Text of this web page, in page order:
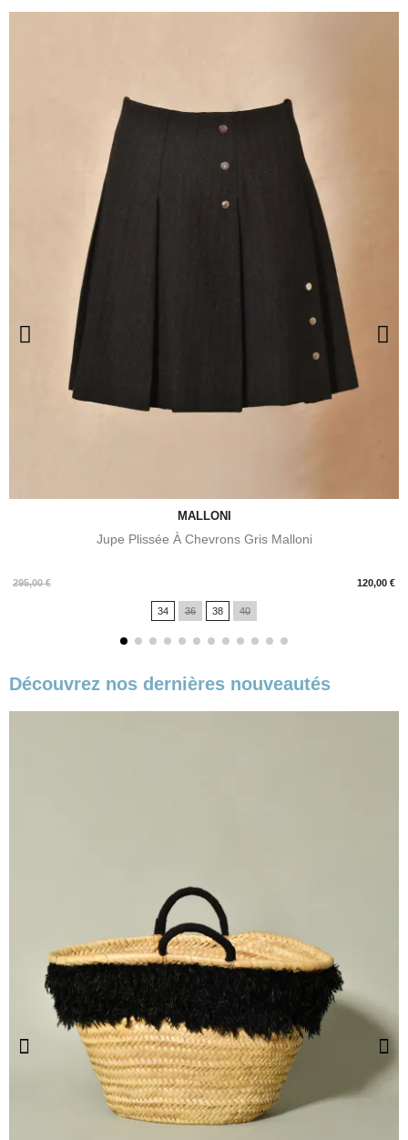
MALLONI
Jupe Plissée À Chevrons Gris Malloni
295,00 € 120,00 €
Prix
34 36 38 40
Découvrez nos dernières nouveautés